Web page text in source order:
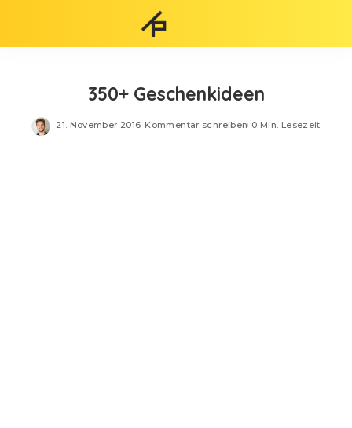
350+ Geschenkideen
21. November 2016 Kommentar schreiben 0 Min. Lesezeit